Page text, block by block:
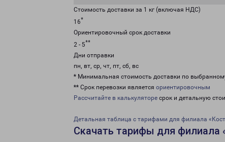
Стоимость доставки за 1 кг (включая НДС)
16*
Ориентировочный срок доставки
2 - 5**
Дни отправки
пн, вт, ср, чт, пт, сб, вс
* Минимальная стоимость доставки по
** Срок перевозки является ориентировочным
Рассчитайте в калькуляторе срок и детальную
Детальная таблица с тарифами для филиала
Скачать тарифы для филиала